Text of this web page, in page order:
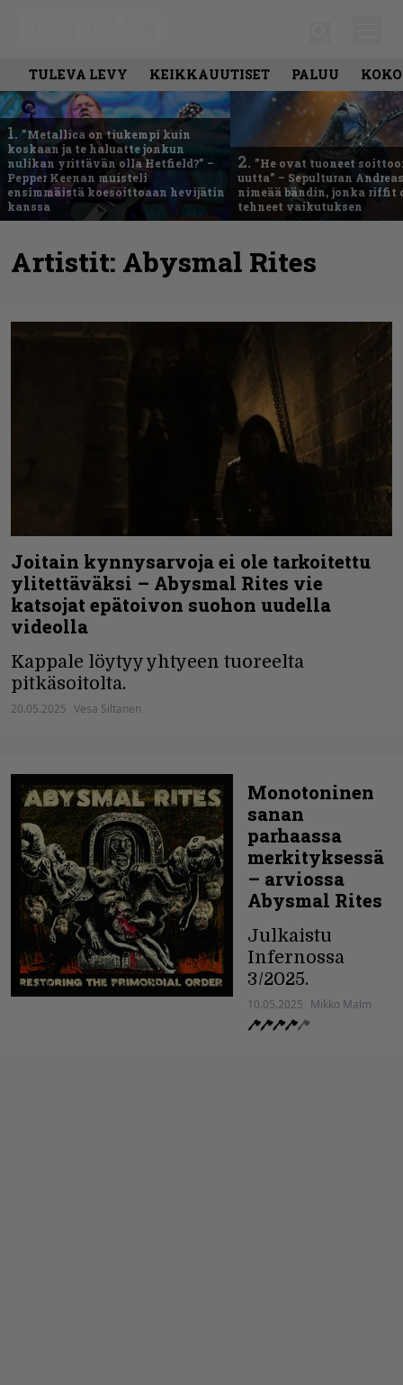
TULEVA LEVY KEIKKAUUTISET PALUU
1. ”Metallica on tiukempi kuin
koskaan ja te haluatte jonkun
nulikan yrittävän olla Hetfield?” –
Pepper Keenan muisteli
ensimmäistä koesoittoaan hevijätin
kanssa
2. ”He ovat tuoneet
uutta” – Sepulturan
nimeää bändin, jonka riffit
tehneet vaikutuksen
Artistit: Abysmal Rites
Joitain kynnysarvoja ei ole tarkoitettu
ylitettäväksi – Abysmal Rites vie
katsojat epätoivon suohon uudella
videolla
Kappale löytyy yhtyeen tuoreelta
pitkäsoitolta.
20.05.2025 Vesa Siltanen
Monotoninen
sanan
parhaassa
merkityksessä
– arviossa
Abysmal Rites
Julkaistu
Infernossa
3/2025.
10.05.2025 Mikko Malm